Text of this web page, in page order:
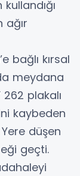
ağır
bağlı kırsal
meydana
plakalı
kaybeden
düşen
geçti.